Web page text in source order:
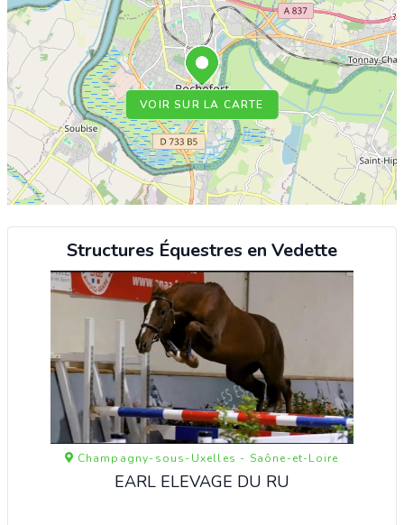
VOIR SUR LA CARTE
Structures Équestres en Vedette
Champagny-sous-Uxelles - Saône-et-Loire
EARL ELEVAGE DU RU